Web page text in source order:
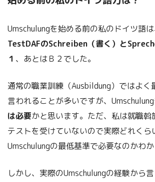
Umschulungを始める前の私のドイツ語は
TestDAFのSchreiben（書く）と
１ 、あとはＢ２でした。
通常の職業訓練（Ausbildung）ではよく
言われることが多いですが、
は必要かと思います。ただ、私は就職
テストを受けていないので実際どれくら
Umschulungの最低基準で必要なのかわか
しかし、実際のUmschulungの経験から